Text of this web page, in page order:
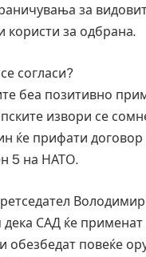
за
користи за одбрана.
согласи?
беа позитивно
извори се
ќе прифати договор
5 на НАТО.
дека САД ќе
обезбедат повеќе